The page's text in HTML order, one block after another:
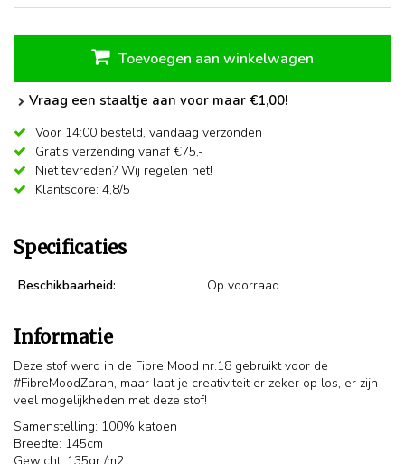
Toevoegen aan winkelwagen
Vraag een staaltje aan voor maar €1,00!
Voor 14:00 besteld, vandaag verzonden
Gratis verzending vanaf €75,-
Niet tevreden? Wij regelen het!
Klantscore: 4,8/5
Specificaties
Beschikbaarheid: Op voorraad
Informatie
Deze stof werd in de Fibre Mood nr.18 gebruikt voor de
#FibreMoodZarah, maar laat je creativiteit er zeker op los, er zijn
veel mogelijkheden met deze stof!
Samenstelling: 100% katoen
Breedte: 145cm
Gewicht: 135gr /m2